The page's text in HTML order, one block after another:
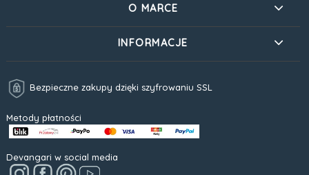
O MARCE
INFORMACJE
Bezpieczne zakupy dzięki szyfrowaniu SSL
Metody płatności
Devangari w social media